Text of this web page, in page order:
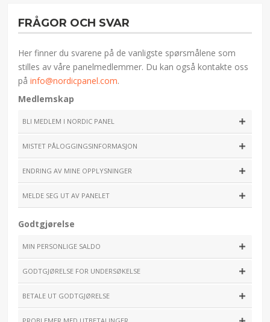
FRÅGOR OCH SVAR
Her finner du svarene på de vanligste spørsmålene som
stilles av våre panelmedlemmer. Du kan også kontakte oss
påinfo@nordicpanel.com.
Medlemskap
BLI MEDLEM I NORDIC PANEL
MISTET PÅLOGGINGSINFORMASJON
ENDRING AV MINE OPPLYSNINGER
MELDE SEG UT AV PANELET
Godtgjørelse
MIN PERSONLIGE SALDO
GODTGJØRELSE FOR UNDERSØKELSE
BETALE UT GODTGJØRELSE